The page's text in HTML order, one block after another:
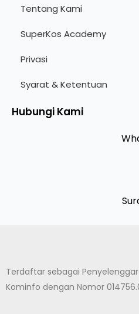
Tentang Kami
SuperKos Academy
Privasi
Syarat & Ketentuan
Hubungi Kami
Terdaftar sebagai
Kominfo dengan Nomor